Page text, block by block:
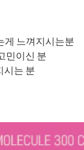
게 느껴지시는분
민이신 분
시는 분